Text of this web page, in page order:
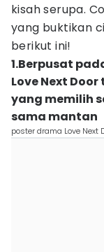
kisah serupa.
yang buktikan
berikut ini!
1.Berpusat
Love Next
yang memilih
sama mantan
poster drama Love